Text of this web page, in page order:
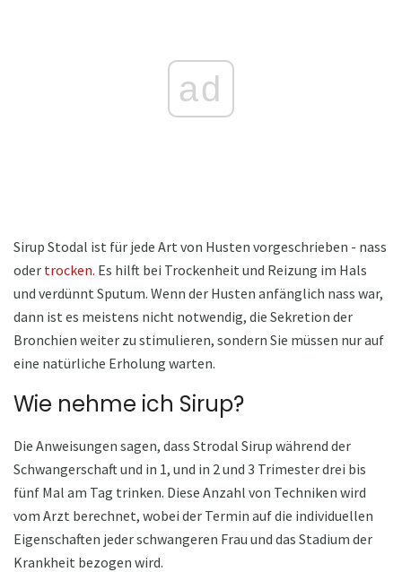
ad
Sirup Stodal ist für jede Art von Husten vorgeschrieben - nass
oder trocken. Es hilft bei Trockenheit und Reizung im Hals
und verdünnt Sputum. Wenn der Husten anfänglich nass war,
dann ist es meistens nicht notwendig, die Sekretion der
Bronchien weiter zu stimulieren, sondern Sie müssen nur auf
eine natürliche Erholung warten.
Wie nehme ich Sirup?
Die Anweisungen sagen, dass Strodal Sirup während der
Schwangerschaft und in 1, und in 2 und 3 Trimester drei bis
fünf Mal am Tag trinken. Diese Anzahl von Techniken wird
vom Arzt berechnet, wobei der Termin auf die individuellen
Eigenschaften jeder schwangeren Frau und das Stadium der
Krankheit bezogen wird.